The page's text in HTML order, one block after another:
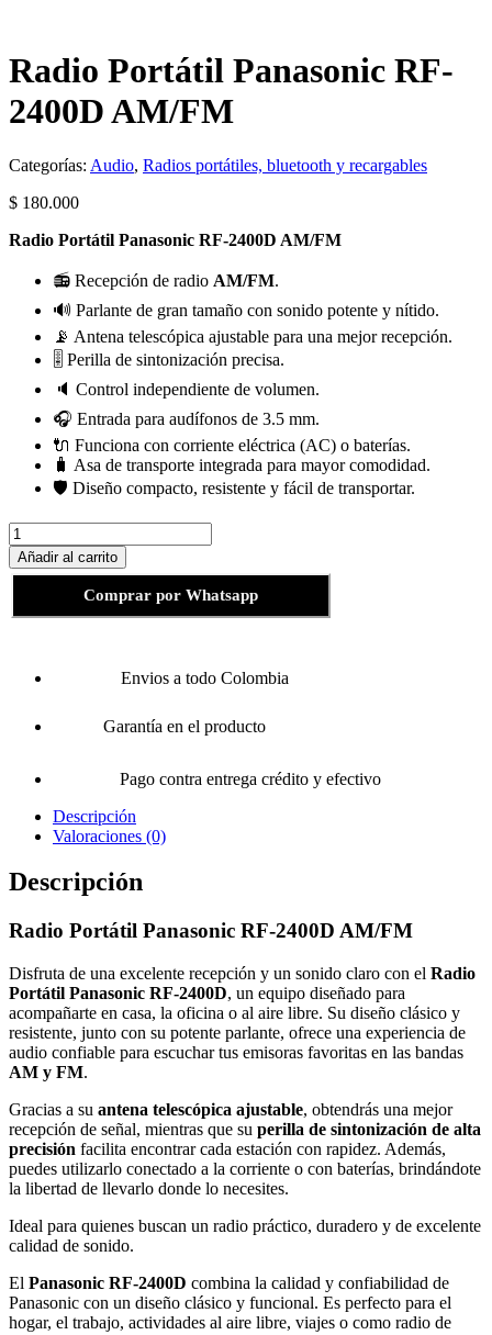
Radio Portátil Panasonic RF-
2400D AM/FM
Categorías: Audio, Radios portátiles, bluetooth y recargables
$ 180.000
Radio Portátil Panasonic RF-2400D AM/FM
📻 Recepción de radio AM/FM.
🔊 Parlante de gran tamaño con sonido potente y nítido.
📡 Antena telescópica ajustable para una mejor recepción.
🎚️ Perilla de sintonización precisa.
🔈 Control independiente de volumen.
🎧 Entrada para audífonos de 3.5 mm.
🔌 Funciona con corriente eléctrica (AC) o baterías.
🧳 Asa de transporte integrada para mayor comodidad.
🛡️ Diseño compacto, resistente y fácil de transportar.
Radio
Portátil
Panasonic
Añadir al carrito
Comprar por Whatsapp
Envios a todo Colombia
Garantía en el producto
Pago contra entrega crédito y efectivo
Descripción
Valoraciones (0)
Descripción
Radio Portátil Panasonic RF-2400D AM/FM
Disfruta de una excelente recepción y un sonido claro con el Radio
Portátil Panasonic RF-2400D, un equipo diseñado para
acompañarte en casa, la oficina o al aire libre. Su diseño clásico y
resistente, junto con su potente parlante, ofrece una experiencia de
audio confiable para escuchar tus emisoras favoritas en las bandas
AM y FM.
Gracias a su antena telescópica ajustable, obtendrás una mejor
recepción de señal, mientras que su perilla de sintonización de alta
precisión facilita encontrar cada estación con rapidez. Además,
puedes utilizarlo conectado a la corriente o con baterías, brindándote
la libertad de llevarlo donde lo necesites.
Ideal para quienes buscan un radio práctico, duradero y de excelente
calidad de sonido.
El Panasonic RF-2400D combina la calidad y confiabilidad de
Panasonic con un diseño clásico y funcional. Es perfecto para el
hogar, el trabajo, actividades al aire libre, viajes o como radio de